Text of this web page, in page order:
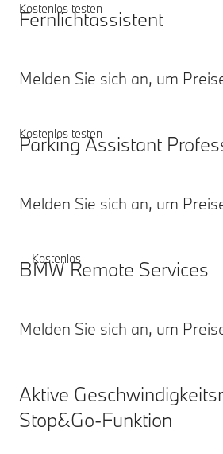
Kostenlos testen
Fernlichtassistent
Melden Sie sich an, um
Kostenlos testen
Parking Assistant
Melden Sie sich an, um
Kostenlos
BMW Remote Services
Melden Sie sich an, um
Aktive
Stop&Go-Funktion